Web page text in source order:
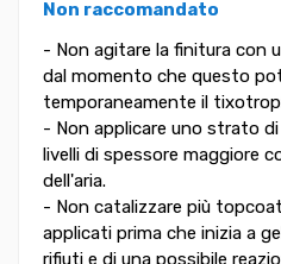
Non raccomandato
- Non agitare la finitura con
dal momento che questo
temporaneamente il
- Non applicare uno strato
livelli di spessore maggiore
dell'aria.
- Non catalizzare più
applicati prima che inizia a
rifiuti e di una possibile